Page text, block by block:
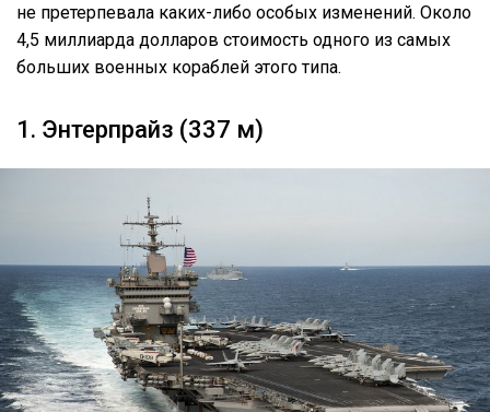
не претерпевала каких-либо особых изменений. Около
4,5 миллиарда долларов стоимость одного из самых
больших военных кораблей этого типа.
1. Энтерпрайз (337 м)